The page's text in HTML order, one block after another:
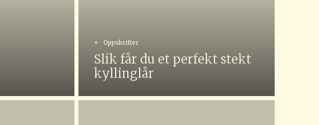
+ Oppskrifter
Slik får du et perfekt stekt
kyllinglår